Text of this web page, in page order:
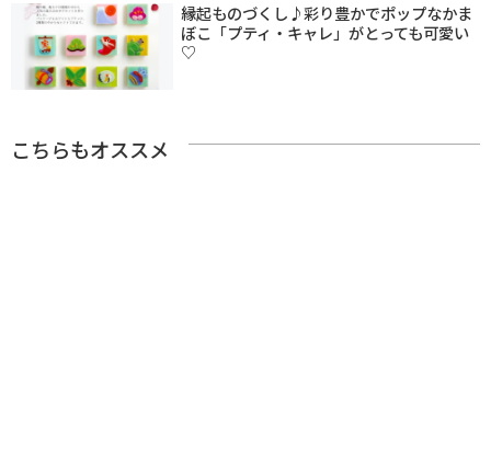
縁起ものづくし♪彩り豊かでポップなかま
ぼこ「プティ・キャレ」がとっても可愛い
♡
こちらもオススメ